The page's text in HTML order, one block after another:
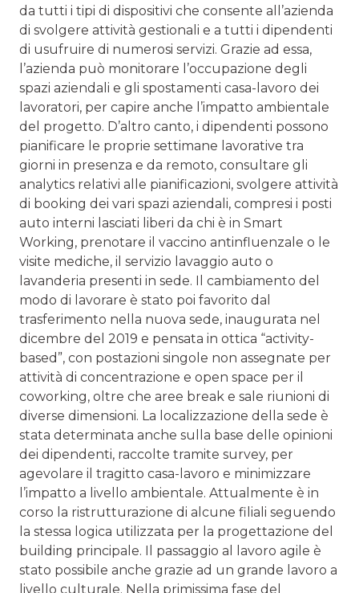
da tutti i tipi di dispositivi che consente all’azienda
di svolgere attività gestionali e a tutti i dipendenti
di usufruire di numerosi servizi. Grazie ad essa,
l’azienda può monitorare l’occupazione degli
spazi aziendali e gli spostamenti casa-lavoro dei
lavoratori, per capire anche l’impatto ambientale
del progetto. D’altro canto, i dipendenti possono
pianificare le proprie settimane lavorative tra
giorni in presenza e da remoto, consultare gli
analytics relativi alle pianificazioni, svolgere attività
di booking dei vari spazi aziendali, compresi i posti
auto interni lasciati liberi da chi è in Smart
Working, prenotare il vaccino antinfluenzale o le
visite mediche, il servizio lavaggio auto o
lavanderia presenti in sede. Il cambiamento del
modo di lavorare è stato poi favorito dal
trasferimento nella nuova sede, inaugurata nel
dicembre del 2019 e pensata in ottica “activity-
based”, con postazioni singole non assegnate per
attività di concentrazione e open space per il
coworking, oltre che aree break e sale riunioni di
diverse dimensioni. La localizzazione della sede è
stata determinata anche sulla base delle opinioni
dei dipendenti, raccolte tramite survey, per
agevolare il tragitto casa-lavoro e minimizzare
l’impatto a livello ambientale. Attualmente è in
corso la ristrutturazione di alcune filiali seguendo
la stessa logica utilizzata per la progettazione del
building principale. Il passaggio al lavoro agile è
stato possibile anche grazie ad un grande lavoro a
livello culturale. Nella primissima fase del